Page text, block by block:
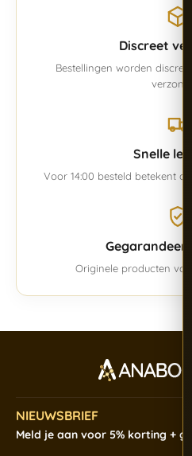
Discreet
Bestellingen worden
Snelle
Voor 14:00 besteld betekent
Originele producten van
NIEUWSBRIEF
Meld je aan voor 5% korting +